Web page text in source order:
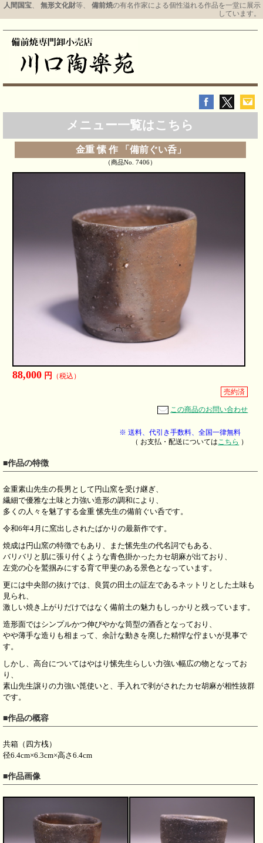
人間国宝、 無形文化財等、 備前焼の有名作家による個性溢れる作品を一堂に展示
しています。
メニュー一覧はこちら
金重 愫 作 「備前ぐい呑」
（商品No. 7406）
88,000 円
（税込）
売約済
この商品のお問い合わせ
※ 送料、代引き手数料、全国一律無料
（ お支払・配送については こちら ）
■作品の特徴
金重素山先生の長男として円山窯を受け継ぎ、
繊細で優雅な土味と力強い造形の調和により、
多くの人々を魅了する金重 愫先生の備前ぐい呑です。
令和6年4月に窯出しされたばかりの最新作です。
焼成は円山窯の特徴でもあり、また愫先生の代名詞でもある、
バリバリと肌に張り付くような青色掛かったカセ胡麻が出ており、
左党の心を鷲掴みにする育て甲斐のある景色となっています。
更には中央部の抜けでは、良質の田土の証左であるネットリとした土味も
見られ、
激しい焼き上がりだけではなく備前土の魅力もしっかりと残っています。
造形面ではシンプルかつ伸びやかな筒型の酒呑となっており、
やや薄手な造りも相まって、余計な動きを廃した精悍な佇まいが見事で
す。
しかし、高台についてはやはり愫先生らしい力強い幅広の物となってお
り、
素山先生譲りの力強い箆使いと、手入れで剥がされたカセ胡麻が相性抜群
です。
■作品の概容
共箱（四方桟）
径6.4cm×6.3cm×高さ6.4cm
■作品画像